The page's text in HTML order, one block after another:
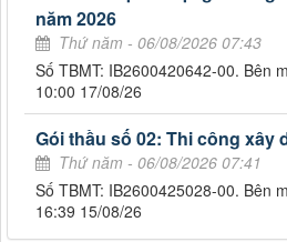
năm 2026
Thứ năm - 06/08/2026 07:43
Số TBMT: IB2600420642-00. Bên
10:00 17/08/26
Gói thầu số 02: Thi công xây
Thứ năm - 06/08/2026 07:41
Số TBMT: IB2600425028-00. Bên
16:39 15/08/26